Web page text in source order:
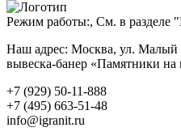
Режим работы:, См. в разделе
Наш адрес: Москва, ул. Малый
вывеска-банер «Памятники
+7 (929) 50-11-888
+7 (495) 663-51-48
info@igranit.ru